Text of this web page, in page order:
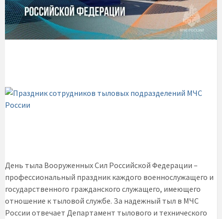
День тыла Вооруженных Сил Российской Федерации –
профессиональный праздник каждого военнослужащего и
государственного гражданского служащего, имеющего
отношение к тыловой службе. За надежный тыл в МЧС
России отвечает Департамент тылового и технического